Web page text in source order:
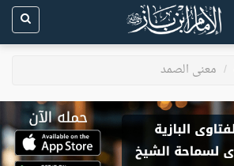
معنى الصمد